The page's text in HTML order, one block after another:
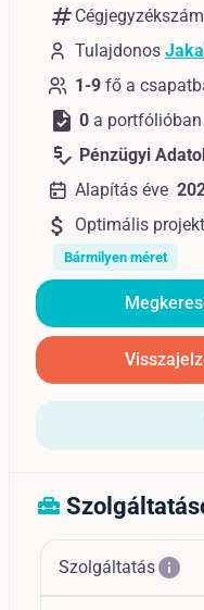
numbers Cégjegyzékszám
Tulajdonos
1-9 fő a
task 0 a portfólióban
price_check Pénzügyi
Alapítás éve
attach_money Optimális
Bármilyen méret
home_repair_service
Szolgáltatásinfo